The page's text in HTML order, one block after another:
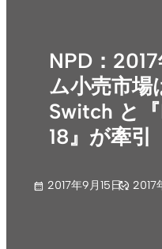
NPD：
ム小売市
Switch と
18』が牽引
2017年9月15日 2017